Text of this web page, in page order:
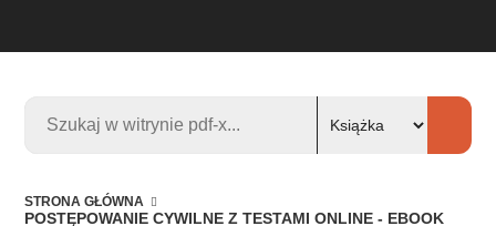
STRONA GŁÓWNA
POSTĘPOWANIE CYWILNE Z TESTAMI ONLINE - EBOOK